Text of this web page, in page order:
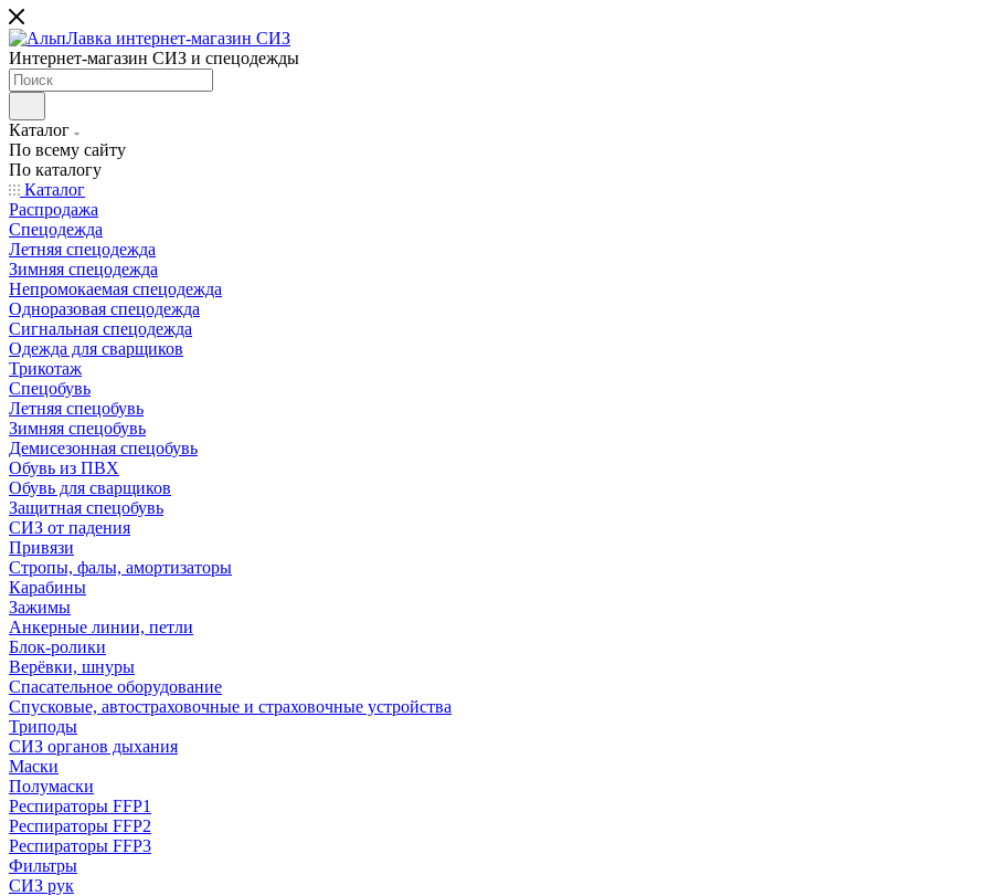
Интернет-магазин СИЗ и спецодежды
Каталог
По всему сайту
По каталогу
Каталог
Распродажа
Спецодежда
Летняя спецодежда
Зимняя спецодежда
Непромокаемая спецодежда
Одноразовая спецодежда
Сигнальная спецодежда
Одежда для сварщиков
Трикотаж
Спецобувь
Летняя спецобувь
Зимняя спецобувь
Демисезонная спецобувь
Обувь из ПВХ
Обувь для сварщиков
Защитная спецобувь
СИЗ от падения
Привязи
Стропы, фалы, амортизаторы
Карабины
Зажимы
Анкерные линии, петли
Блок-ролики
Верёвки, шнуры
Спасательное оборудование
Спусковые, автостраховочные и страховочные устройства
Триподы
СИЗ органов дыхания
Маски
Полумаски
Респираторы FFP1
Респираторы FFP2
Респираторы FFP3
Фильтры
СИЗ рук